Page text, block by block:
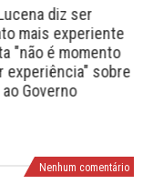
diz ser
mais experiente
"não é momento
experiência" sobre
Governo
Nenhum comentário